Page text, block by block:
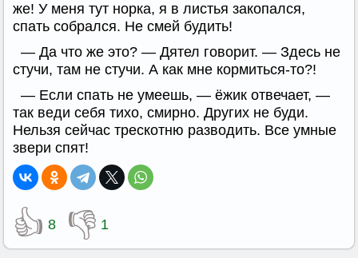
же! У меня тут норка, я в листья закопался,
спать собрался. Не смей будить!
— Да что же это? — Дятел говорит. — Здесь не
стучи, там не стучи. А как мне кормиться-то?!
— Если спать не умеешь, — ёжик отвечает, —
так веди себя тихо, смирно. Других не буди.
Нельзя сейчас трескотню разводить. Все умные
звери спят!
👍 8 👎 1